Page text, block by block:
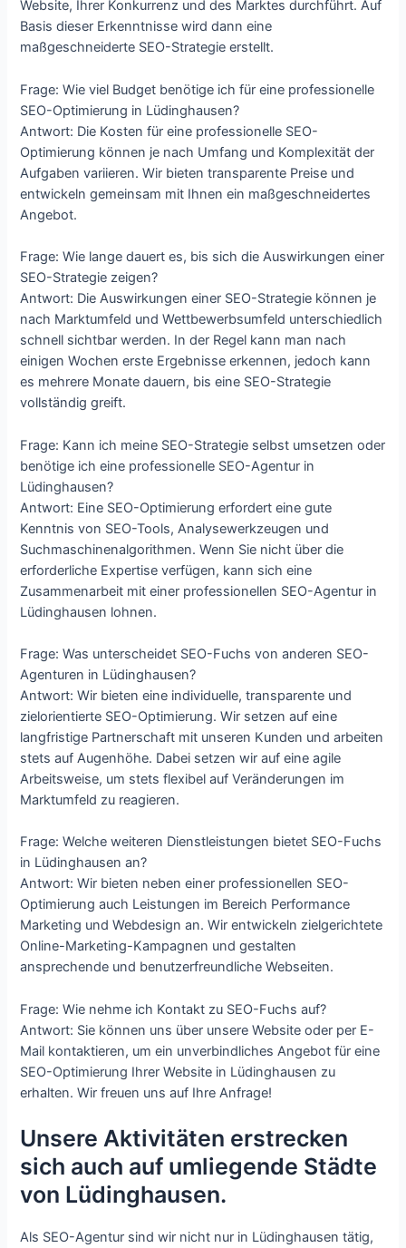
Website, Ihrer Konkurrenz und des Marktes durchführt. Auf
Basis dieser Erkenntnisse wird dann eine
maßgeschneiderte SEO-Strategie erstellt.
Frage: Wie viel Budget benötige ich für eine professionelle
SEO-Optimierung in Lüdinghausen?
Antwort: Die Kosten für eine professionelle SEO-
Optimierung können je nach Umfang und Komplexität der
Aufgaben variieren. Wir bieten transparente Preise und
entwickeln gemeinsam mit Ihnen ein maßgeschneidertes
Angebot.
Frage: Wie lange dauert es, bis sich die Auswirkungen einer
SEO-Strategie zeigen?
Antwort: Die Auswirkungen einer SEO-Strategie können je
nach Marktumfeld und Wettbewerbsumfeld unterschiedlich
schnell sichtbar werden. In der Regel kann man nach
einigen Wochen erste Ergebnisse erkennen, jedoch kann
es mehrere Monate dauern, bis eine SEO-Strategie
vollständig greift.
Frage: Kann ich meine SEO-Strategie selbst umsetzen oder
benötige ich eine professionelle SEO-Agentur in
Lüdinghausen?
Antwort: Eine SEO-Optimierung erfordert eine gute
Kenntnis von SEO-Tools, Analysewerkzeugen und
Suchmaschinenalgorithmen. Wenn Sie nicht über die
erforderliche Expertise verfügen, kann sich eine
Zusammenarbeit mit einer professionellen SEO-Agentur in
Lüdinghausen lohnen.
Frage: Was unterscheidet SEO-Fuchs von anderen SEO-
Agenturen in Lüdinghausen?
Antwort: Wir bieten eine individuelle, transparente und
zielorientierte SEO-Optimierung. Wir setzen auf eine
langfristige Partnerschaft mit unseren Kunden und arbeiten
stets auf Augenhöhe. Dabei setzen wir auf eine agile
Arbeitsweise, um stets flexibel auf Veränderungen im
Marktumfeld zu reagieren.
Frage: Welche weiteren Dienstleistungen bietet SEO-Fuchs
in Lüdinghausen an?
Antwort: Wir bieten neben einer professionellen SEO-
Optimierung auch Leistungen im Bereich Performance
Marketing und Webdesign an. Wir entwickeln zielgerichtete
Online-Marketing-Kampagnen und gestalten
ansprechende und benutzerfreundliche Webseiten.
Frage: Wie nehme ich Kontakt zu SEO-Fuchs auf?
Antwort: Sie können uns über unsere Website oder per E-
Mail kontaktieren, um ein unverbindliches Angebot für eine
SEO-Optimierung Ihrer Website in Lüdinghausen zu
erhalten. Wir freuen uns auf Ihre Anfrage!
Unsere Aktivitäten erstrecken
sich auch auf umliegende Städte
von Lüdinghausen.
Als SEO-Agentur sind wir nicht nur in Lüdinghausen tätig,